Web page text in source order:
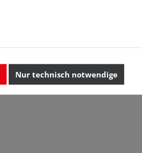
Nur technisch notwendige